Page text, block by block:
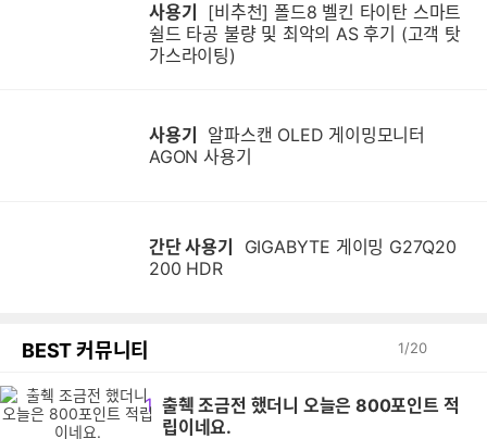
사용기
쉴드 타공 불량 및 최악의 AS 후기 (고객 탓
가스라이팅)
사용기
AGON 사용기
간단 사용기
200 HDR
BEST 커뮤니티 1/20
1 출췍 조금전 했더니 오늘은 800포인트 적
립이네요.